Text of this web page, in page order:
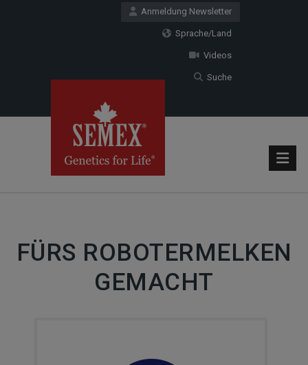
Anmeldung Newsletter
Sprache/Land
Videos
Suche
FÜRS ROBOTERMELKEN
GEMACHT